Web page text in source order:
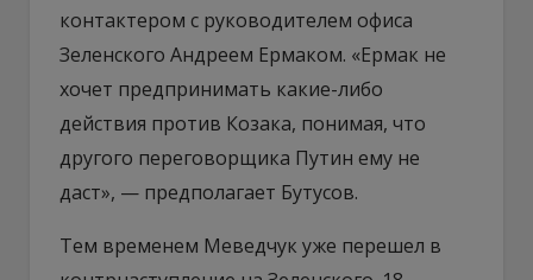
контактером с руководителем офиса
Зеленского Андреем Ермаком. «Ермак не
хочет предпринимать какие-либо
действия против Козака, понимая, что
другого переговорщика Путин ему не
даст», — предполагает Бутусов.
Тем временем Меведчук уже перешел в